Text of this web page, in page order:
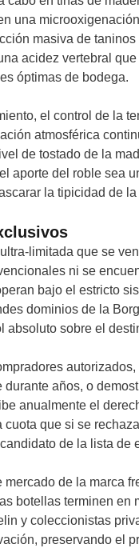
una
masiva de
acidez vertebral
óptimas de bodega.
el control de la
atmosférica
de tostado de la
aporte del roble sea
la tipicidad de
limitada que se
ni se
bajo el estricto
dominios de la
absoluto sobre el
años, o
anualmente el
que si se
de la lista de
mercado de la marca
botellas terminen en
y coleccionistas
preservando el